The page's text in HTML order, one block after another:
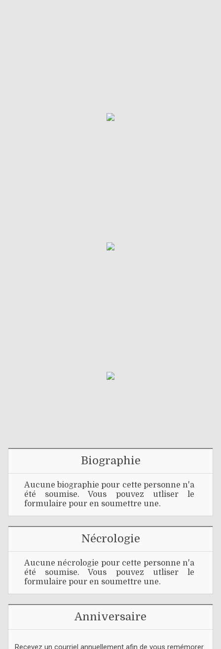
Biographie
Aucune biographie pour cette personne n'a
été soumise. Vous pouvez utliser le
formulaire pour en soumettre une.
Nécrologie
Aucune nécrologie pour cette personne n'a
été soumise. Vous pouvez utliser le
formulaire pour en soumettre une.
Anniversaire